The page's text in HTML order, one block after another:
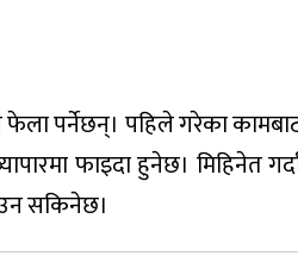
फेला पर्नेछन्। पहिले गरेका
फाइदा हुनेछ। मिहिनेत
सकिनेछ।